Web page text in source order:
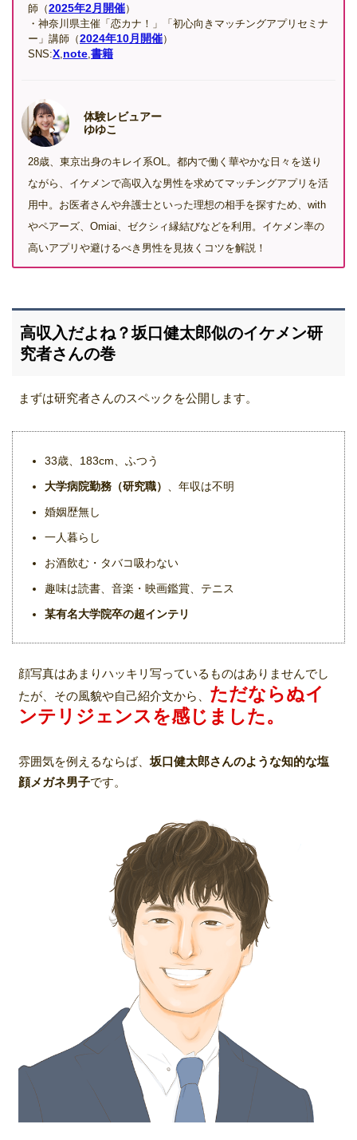
師（2025年2月開催）
・神奈川県主催「恋カナ！」「初心向きマッチングアプリセミナ
ー」講師（2024年10月開催）
SNS:X note 書籍
体験レビュアー
ゆゆこ
28歳、東京出身のキレイ系OL。都内で働く華やかな日々を送り
ながら、イケメンで高収入な男性を求めてマッチングアプリを活
用中。お医者さんや弁護士といった理想の相手を探すため、with
やペアーズ、Omiai、ゼクシィ縁結びなどを利用。イケメン率の
高いアプリや避けるべき男性を見抜くコツを解説！
高収入だよね？坂口健太郎似のイケメン研
究者さんの巻
まずは研究者さんのスペックを公開します。
33歳、183cm、ふつう
大学病院勤務（研究職）
、年収は不明
婚姻歴無し
一人暮らし
お酒飲む・タバコ吸わない
趣味は読書、音楽・映画鑑賞、テニス
某有名大学院卒の超インテリ
顔写真はあまりハッキリ写っているものはありませんでし
たが、その風貌や自己紹介文から、 ただならぬイ
ンテリジェンスを感じました。
雰囲気を例えるならば、坂口健太郎さんのような知的な塩
顔メガネ男子です。